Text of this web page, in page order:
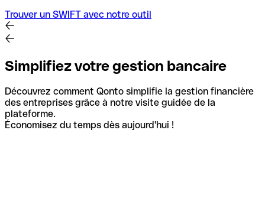
Trouver un SWIFT avec notre outil
Simplifiez votre gestion bancaire
Découvrez comment Qonto simplifie la gestion financière
des entreprises grâce à notre visite guidée de la
plateforme.
Économisez du temps dès aujourd'hui !